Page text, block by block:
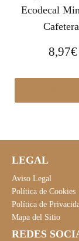
Ecodecal
8,97€
LEGAL
Aviso Legal
Política de Cookies
Política de
Mapa del Sitio
REDES